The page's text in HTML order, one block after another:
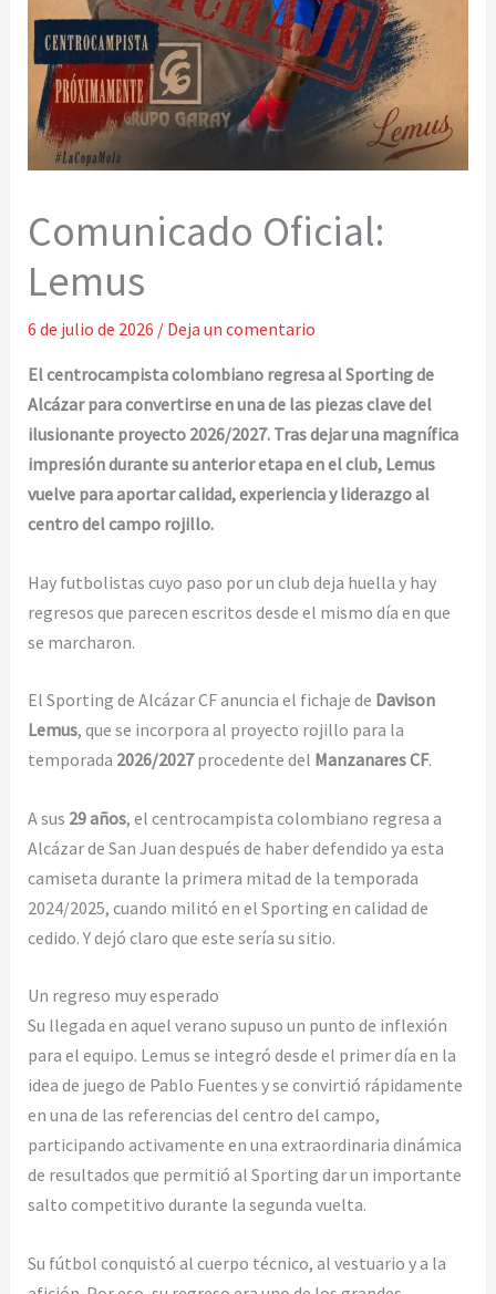
Comunicado Oficial:
Lemus
6 de julio de 2026 / Deja un comentario
El centrocampista colombiano regresa al Sporting de
Alcázar para convertirse en una de las piezas clave del
ilusionante proyecto 2026/2027. Tras dejar una magnífica
impresión durante su anterior etapa en el club, Lemus
vuelve para aportar calidad, experiencia y liderazgo al
centro del campo rojillo.
Hay futbolistas cuyo paso por un club deja huella y hay
regresos que parecen escritos desde el mismo día en que
se marcharon.
El Sporting de Alcázar CF anuncia el fichaje de Davison
Lemus, que se incorpora al proyecto rojillo para la
temporada 2026/2027procedente del Manzanares CF.
A sus 29 años, el centrocampista colombiano regresa a
Alcázar de San Juan después de haber defendido ya esta
camiseta durante la primera mitad de la temporada
2024/2025, cuando militó en el Sporting en calidad de
cedido. Y dejó claro que este sería su sitio.
Un regreso muy esperado
Su llegada en aquel verano supuso un punto de inflexión
para el equipo. Lemus se integró desde el primer día en la
idea de juego de Pablo Fuentes y se convirtió rápidamente
en una de las referencias del centro del campo,
participando activamente en una extraordinaria dinámica
de resultados que permitió al Sporting dar un importante
salto competitivo durante la segunda vuelta.
Su fútbol conquistó al cuerpo técnico, al vestuario y a la